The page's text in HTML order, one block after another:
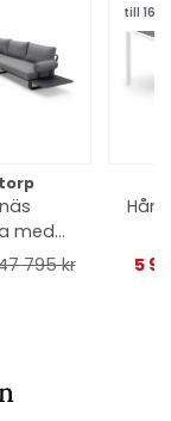
med
795 kr
till 16/8
5